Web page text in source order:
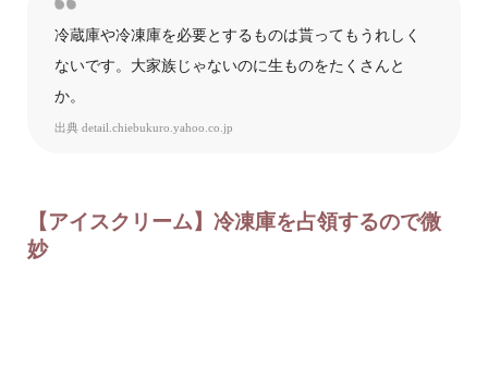
冷蔵庫や冷凍庫を必要とするものは貰ってもうれしく
ないです。大家族じゃないのに生ものをたくさんと
か。
出典 detail.chiebukuro.yahoo.co.jp
【アイスクリーム】冷凍庫を占領するので微
妙